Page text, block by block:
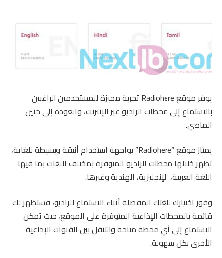
يوفر موقع Radiohere تجربة مميزة للمستخدمين الراغبين
بالاستماع إلى محطات الراديو عبر الإنترنت، والعودة إلى حنين
الماضي.
يمتاز موقع “Radiohere” بواجهة استخدام أنيقة وبسيطة للغاية،
تظهر خلالها محطات الراديو المتوفرة بمختلف اللغات بما فيها
اللغة العربية، الإنجليزية، الهندية وغيرها.
وفور اختيارك للغتك المفضلة أثناء الاستماع للراديو، فستظهر لك
قائمة بالمحطات الإذاعية المتوفرة على الموقع، حيث يُمكن
الاستماع إلى أي محطة متاحة والتنقل بين القنوات الإذاعية
الأخرى بكل سهولة.